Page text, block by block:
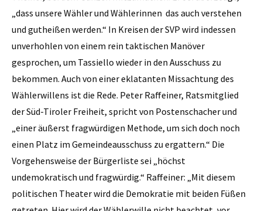
„dass unsere Wähler und Wählerinnen das auch verstehen
und gutheißen werden.“ In Kreisen der SVP wird indessen
unverhohlen von einem rein taktischen Manöver
gesprochen, um Tassiello wieder in den Ausschuss zu
bekommen. Auch von einer eklatanten Missachtung des
Wählerwillens ist die Rede. Peter Raffeiner, Ratsmitglied
der Süd-Tiroler Freiheit, spricht von Postenschacher und
„einer äußerst fragwürdigen Methode, um sich doch noch
einen Platz im Gemeindeausschuss zu ergattern.“ Die
Vorgehensweise der Bürgerliste sei „höchst
undemokratisch und fragwürdig.“ Raffeiner: „Mit diesem
politischen Theater wird die Demokratie mit beiden Füßen